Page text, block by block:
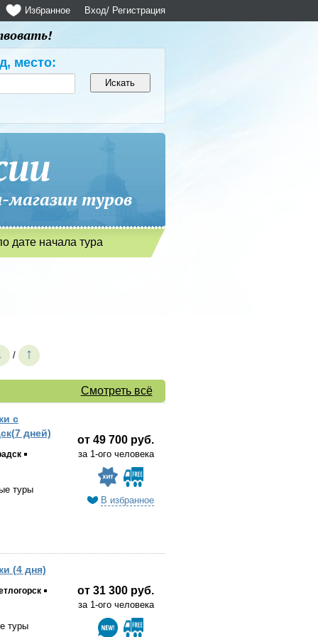
Вход/ Регистрация
Избранное
место:
туров
дате начала тура
/ ↑
Смотреть всё
с
дней)
туры
от 49 700 руб.
за 1-ого человека
В избранное
(4 дня)
туры
от 31 300 руб.
за 1-ого человека